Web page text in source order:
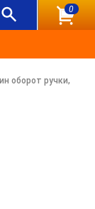
0
оборот ручки,